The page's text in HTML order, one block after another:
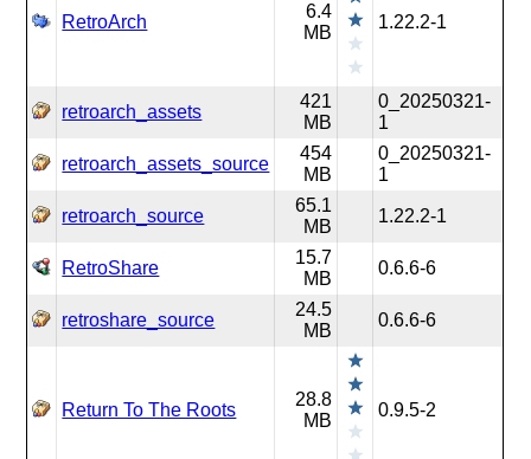
RetroArch
6.4
MB
1.22.2-1
retroarch_assets
421
MB
0_20250321-
1
retroarch_assets_source
454
MB
0_20250321-
1
retroarch_source
65.1
MB
1.22.2-1
RetroShare
15.7
MB
0.6.6-6
retroshare_source
24.5
MB
0.6.6-6
Return To The Roots
28.8
MB
0.9.5-2